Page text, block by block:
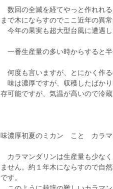
数回の全滅を経てやっと作れれ
まで木にならすのでここ近年の異
今年の果実も超大型台風に遭遇
一番生産量の多い時からすると
何度も言いますが、とにかく作
味は濃厚ですが、収穫したばか
存可能ですが、気温が高いので冷
味濃厚初夏のミカン こと カラマ
カラマンダリンは生産量も少な
ません。約１年木にならすので自
です。